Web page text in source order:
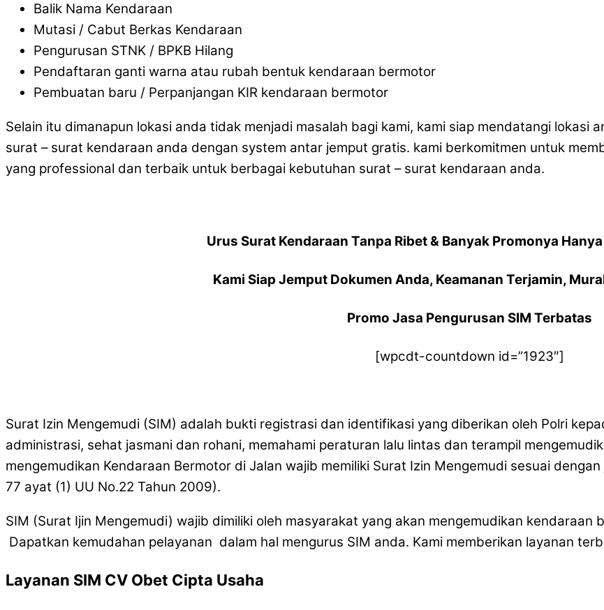
Balik Nama Kendaraan
Mutasi / Cabut Berkas Kendaraan
Pengurusan STNK / BPKB Hilang
Pendaftaran ganti warna atau rubah bentuk kendaraan bermotor
Pembuatan baru / Perpanjangan KIR kendaraan bermotor
Selain itu dimanapun lokasi anda tidak menjadi masalah bagi kami, kami siap mendatangi lokasi
surat – surat kendaraan anda dengan system antar jemput gratis. kami berkomitmen untuk
yang professional dan terbaik untuk berbagai kebutuhan surat – surat kendaraan anda.
Urus Surat Kendaraan Tanpa Ribet & Banyak Promonya
Kami Siap Jemput Dokumen Anda, Keamanan Terjamin,
Promo Jasa Pengurusan SIM Terbatas
[wpcdt-countdown id=”1923″]
Surat Izin Mengemudi (SIM) adalah bukti registrasi dan identifikasi yang diberikan oleh Polri
administrasi, sehat jasmani dan rohani, memahami peraturan lalu lintas dan terampil
mengemudikan Kendaraan Bermotor di Jalan wajib memiliki Surat Izin Mengemudi sesuai
77 ayat (1) UU No.22 Tahun 2009).
SIM (Surat Ijin Mengemudi) wajib dimiliki oleh masyarakat yang akan mengemudikan kendaraan
Dapatkan kemudahan pelayanan dalam hal mengurus SIM anda. Kami memberikan layanan
Layanan SIM CV Obet Cipta Usaha